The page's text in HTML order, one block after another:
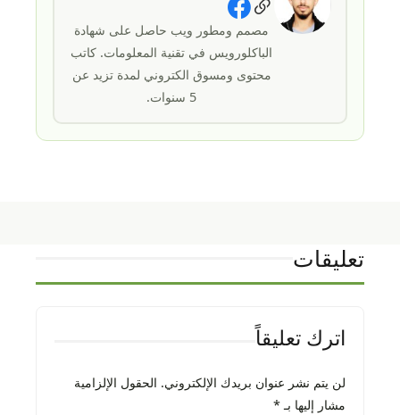
Social Links
مصمم ومطور ويب حاصل على شهادة
الباكلورويس في تقنية المعلومات. كاتب
محتوى ومسوق الكتروني لمدة تزيد عن
5 سنوات.
تعليقات
اترك تعليقاً
لن يتم نشر عنوان بريدك الإلكتروني. الحقول الإلزامية
مشار إليها بـ*